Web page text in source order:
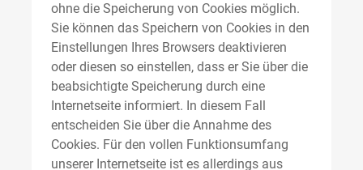
ohne die Speicherung von Cookies möglich.
Sie können das Speichern von Cookies in den
Einstellungen Ihres Browsers deaktivieren
oder diesen so einstellen, dass er Sie über die
beabsichtigte Speicherung durch eine
Internetseite informiert. In diesem Fall
entscheiden Sie über die Annahme des
Cookies. Für den vollen Funktionsumfang
unserer Internetseite ist es allerdings aus